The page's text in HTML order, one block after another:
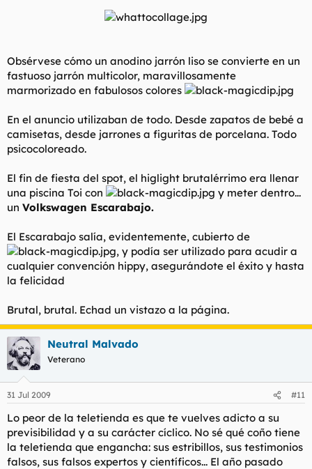
Obsérvese cómo un anodino jarrón liso se convierte en un
fastuoso jarrón multicolor, maravillosamente
marmorizado en fabulosos colores
En el anuncio utilizaban de todo. Desde zapatos de bebé a
camisetas, desde jarrones a figuritas de porcelana. Todo
psicocoloreado.
El fin de fiesta del spot, el higlight brutalérrimo era llenar
una piscina Toi con
y meter dentro...
un Volkswagen Escarabajo.
El Escarabajo salía, evidentemente, cubierto de
, y podía ser utilizado para acudir a
cualquier convención hippy, asegurándote el éxito y hasta
la felicidad
Brutal, brutal. Echad un vistazo a la página.
Neutral Malvado
Veterano
31 Jul 2009 #11
Lo peor de la teletienda es que te vuelves adicto a su
previsibilidad y a su carácter cíclico. No sé qué coño tiene
la teletienda que engancha: sus estribillos, sus testimonios
falsos, sus falsos expertos y científicos... El año pasado